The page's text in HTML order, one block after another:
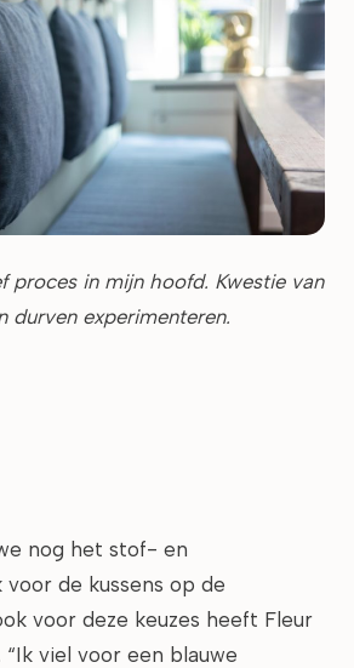
proces in mijn hoofd. Kwestie van
durven experimenteren.
nog het stof- en
de kussens op de
voor deze keuzes heeft Fleur
“Ik viel voor een blauwe